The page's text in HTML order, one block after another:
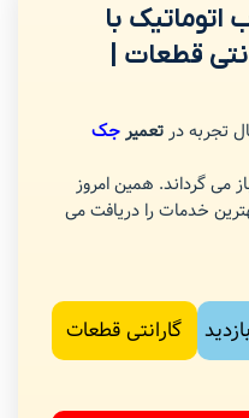
با
قطعات |
تعمیرجک
می گرداند. همین امروز
خدمات را دریافت می
گارانتی قطعات